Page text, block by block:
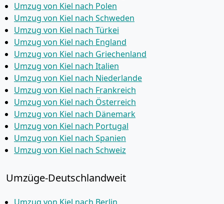
Umzug von Kiel nach Polen
Umzug von Kiel nach Schweden
Umzug von Kiel nach Türkei
Umzug von Kiel nach England
Umzug von Kiel nach Griechenland
Umzug von Kiel nach Italien
Umzug von Kiel nach Niederlande
Umzug von Kiel nach Frankreich
Umzug von Kiel nach Österreich
Umzug von Kiel nach Dänemark
Umzug von Kiel nach Portugal
Umzug von Kiel nach Spanien
Umzug von Kiel nach Schweiz
Umzüge-Deutschlandweit